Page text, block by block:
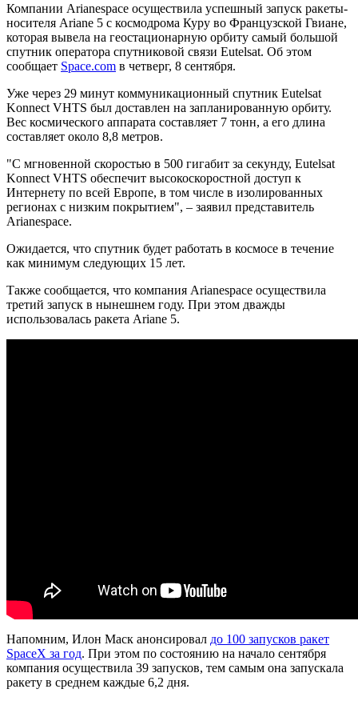
Компании Arianespace осуществила успешный запуск ракеты-
носителя Ariane 5 с космодрома Куру во Французской Гвиане,
которая вывела на геостационарную орбиту самый большой
спутник оператора спутниковой связи Eutelsat. Об этом
сообщает Space.com в четверг, 8 сентября.
Уже через 29 минут коммуникационный спутник Eutelsat
Konnect VHTS был доставлен на запланированную орбиту.
Вес космического аппарата составляет 7 тонн, а его длина
составляет около 8,8 метров.
"С мгновенной скоростью в 500 гигабит за секунду, Eutelsat
Konnect VHTS обеспечит высокоскоростной доступ к
Интернету по всей Европе, в том числе в изолированных
регионах с низким покрытием", – заявил представитель
Arianespace.
Ожидается, что спутник будет работать в космосе в течение
как минимум следующих 15 лет.
Также сообщается, что компания Arianespace осуществила
третий запуск в нынешнем году. При этом дважды
использовалась ракета Ariane 5.
Напомним, Илон Маск анонсировал до 100 запусков ракет
SpaceX за год. При этом по состоянию на начало сентября
компания осуществила 39 запусков, тем самым она запускала
ракету в среднем каждые 6,2 дня.